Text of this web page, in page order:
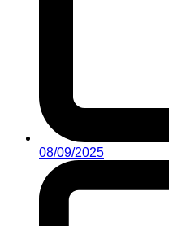
08/09/2025